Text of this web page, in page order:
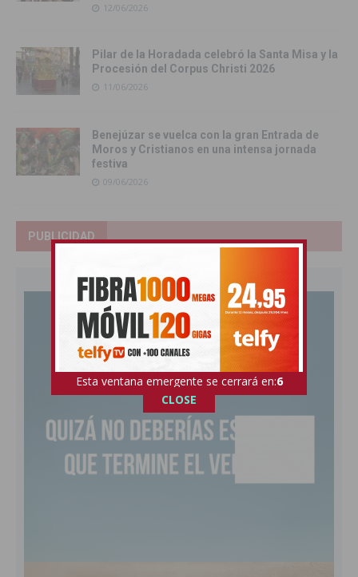
12/06/2026
Pilar de la Horadada celebró la Santa Misa y la
Procesión del Corpus Christi 2026
11/06/2026
Benejúzar se vuelca con la gran Entrada de
Moros y Cristianos en una intensa jornada
festiva
09/06/2026
PUBLICIDAD
Esta ventana emergente se cerrará en:4
CLOSE